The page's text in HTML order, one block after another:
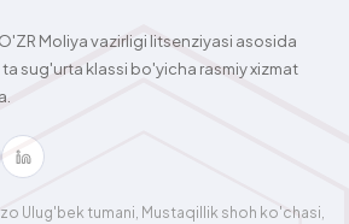
O'ZR Moliya vazirligi litsenziyasi asosida
sug'urta klassi bo'yicha rasmiy xizmat
Ulug'bek tumani, Mustaqillik shoh ko'chasi,